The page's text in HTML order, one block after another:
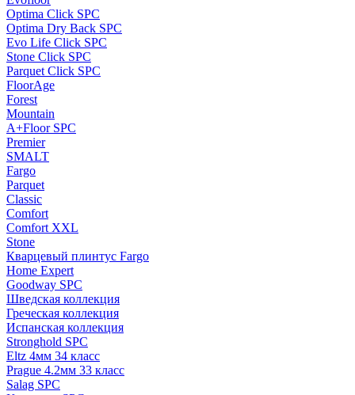
Optima Click SPC
Optima Dry Back SPC
Evo Life Click SPC
Stone Click SPC
Parquet Click SPC
FloorAge
Forest
Mountain
A+Floor SPC
Premier
SMALT
Fargo
Parquet
Classic
Comfort
Comfort XXL
Stone
Кварцевый плинтус Fargo
Home Expert
Goodway SPC
Шведская коллекция
Греческая коллекция
Испанская коллекция
Stronghold SPC
Eltz 4мм 34 класс
Prague 4.2мм 33 класс
Salag SPC